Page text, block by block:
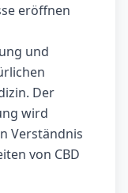
eröffnen
und
Der
wird
Verständnis
von CBD